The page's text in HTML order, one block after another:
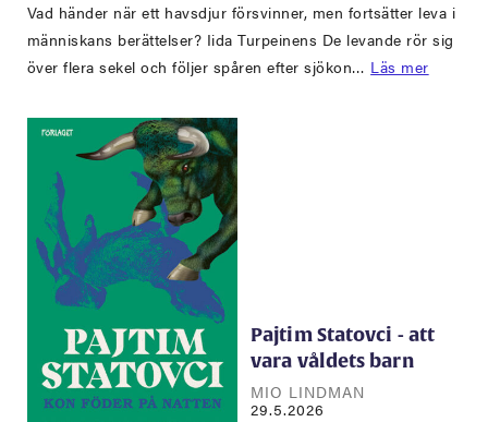
Vad händer när ett havsdjur försvinner, men fortsätter leva i
människans berättelser? Iida Turpeinens De levande rör sig
över flera sekel och följer spåren efter sjökon… Läs mer
Pajtim Statovci - att
vara våldets barn
MIO LINDMAN
29.5.2026